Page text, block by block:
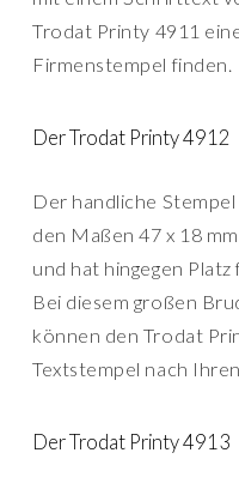
Trodat Printy 4911
Firmenstempel finden.
Der Trodat Printy 4912
Der handliche
den Maßen 47 x 18
und hat hingegen
Bei diesem großen
können den Trodat
Textstempel nach
Der Trodat Printy 4913